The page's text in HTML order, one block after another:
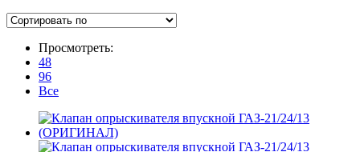
Просмотреть:
48
96
Все